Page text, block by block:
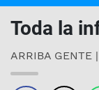
Toda la
ARRIBA GENTE